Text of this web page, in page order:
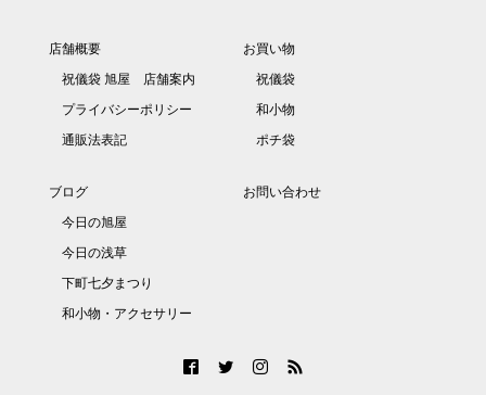
店舗概要
祝儀袋 旭屋 店舗案内
プライバシーポリシー
通販法表記
お買い物
祝儀袋
和小物
ポチ袋
ブログ
今日の旭屋
今日の浅草
下町七夕まつり
和小物・アクセサリー
お問い合わせ